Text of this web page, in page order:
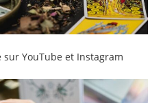
sur YouTube et Instagram